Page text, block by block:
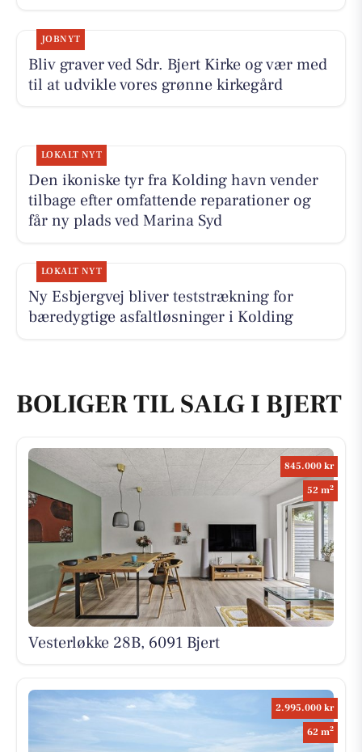
JOBNYT
Bliv graver ved Sdr. Bjert Kirke og vær med
til at udvikle vores grønne kirkegård
LOKALT NYT
Den ikoniske tyr fra Kolding havn vender
tilbage efter omfattende reparationer og
får ny plads ved Marina Syd
LOKALT NYT
Ny Esbjergvej bliver teststrækning for
bæredygtige asfaltløsninger i Kolding
BOLIGER TIL SALG I BJERT
845.000 kr
52 m2
Vesterløkke 28B, 6091 Bjert
2.995.000 kr
62 m2